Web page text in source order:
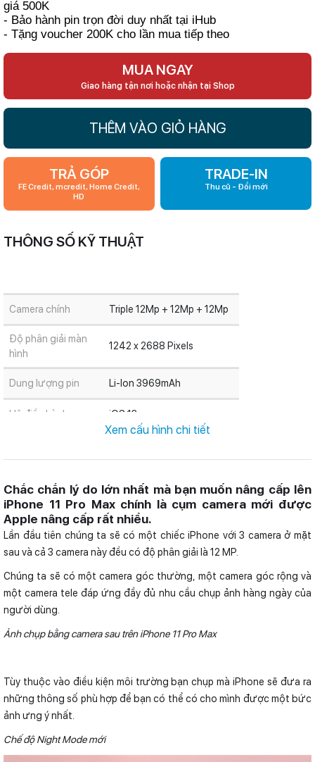
giá 500K
- Bảo hành pin trọn đời duy nhất tại iHub
- Tặng voucher 200K cho lần mua tiếp theo
MUA NGAY
Giao hàng tận nơi hoặc nhận tại Shop
THÊM VÀO GIỎ HÀNG
TRẢ GÓP
FE Credit, mcredit, Home Credit,
HD
TRADE-IN
Thu cũ - Đổi mới
THÔNG SỐ KỸ THUẬT
Camera chính Triple 12Mp + 12Mp + 12Mp
Độ phân giải màn
hình
1242 x 2688 Pixels
Dung lượng pin Li-Ion 3969mAh
Hệ điều hành iOS 13
Camera phụ 12 MP
CPU Apple A13 Bionic (7 nm+)
RAM
Xem cấu hình chi tiết
Chắc chắn lý do lớn nhất mà bạn muốn nâng cấp lên
iPhone 11 Pro Max chính là cụm camera mới được
Apple nâng cấp rất nhiều.
Lần đầu tiên chúng ta sẽ có một chiếc iPhone với 3 camera ở mặt
sau và cả 3 camera này đều có độ phân giải là 12 MP.
Chúng ta sẽ có một camera góc thường, một camera góc rộng và
một camera tele đáp ứng đầy đủ nhu cầu chụp ảnh hàng ngày của
người dùng.
Ảnh chụp bằng camera sau trên iPhone 11 Pro Max
Tùy thuộc vào điều kiện môi trường bạn chụp mà iPhone sẽ đưa ra
những thông số phù hợp để bạn có thể có cho mình được một bức
ảnh ưng ý nhất.
Chế độ Night Mode mới